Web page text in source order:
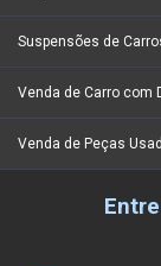
Suspensões de
Venda de Carro com
Venda de Peças